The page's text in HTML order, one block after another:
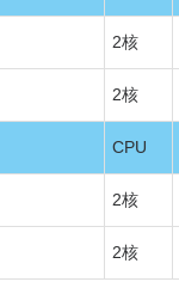
2核
2核
CPU
2核
2核